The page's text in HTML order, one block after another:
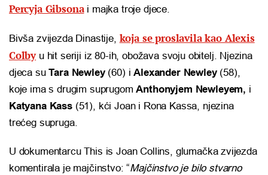
Percyja Gibsonai majka troje djece.
Bivša zvijezda Dinastije, koja se proslavila kao Alexis
Colbyu hit seriji iz 80-ih, obožava svoju obitelj. Njezina
djeca suTara Newley(60) iAlexander Newley(58),
koje ima s drugim suprugomAnthonyjem Newleyem, i
Katyana Kass(51), kći Joan i Rona Kassa, njezina
trećeg supruga.
U dokumentarcu This is Joan Collins, glumačka zvijezda
komentirala je majčinstvo: “Majčinstvo je bilo stvarno